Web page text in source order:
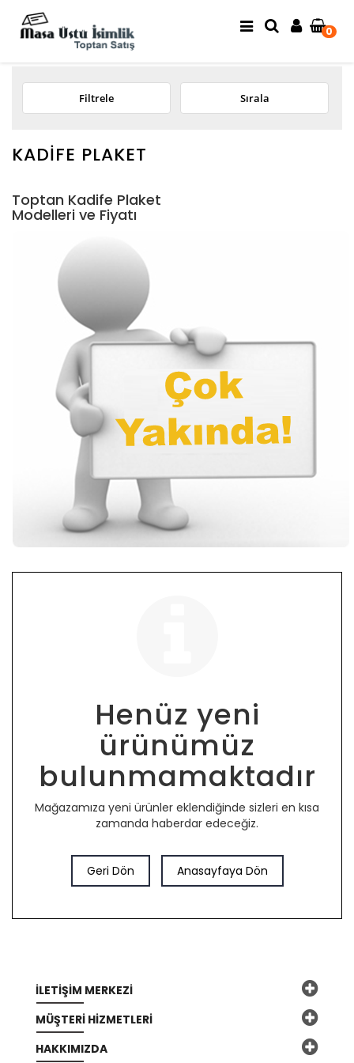
0
Filtrele Sırala
KADIFE PLAKET
Toptan Kadife Plaket
Modelleri ve Fiyatı
Henüz yeni
ürünümüz
bulunmamaktadır
Mağazamıza yeni ürünler eklendiğinde sizleri en kısa
zamanda haberdar edeceğiz.
Geri Dön Anasayfaya Dön
İLETIŞIM MERKEZI
MÜŞTERI HIZMETLERI
HAKKIMIZDA